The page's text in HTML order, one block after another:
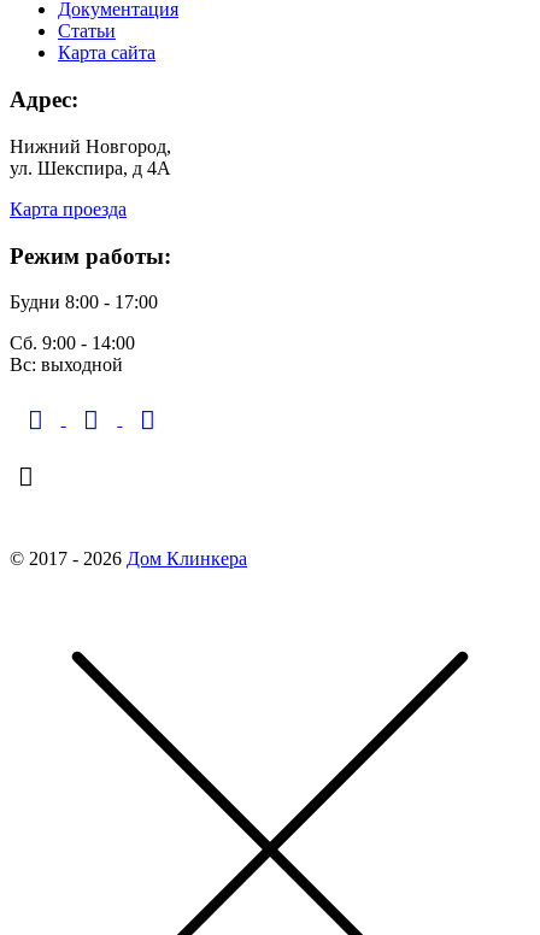
Документация
Статьи
Карта сайта
Адрес:
Нижний Новгород,
ул. Шекспира, д 4А
Карта проезда
Режим работы:
Будни 8:00 - 17:00
Сб. 9:00 - 14:00
Вс: выходной
© 2017 - 2026 Дом Клинкера